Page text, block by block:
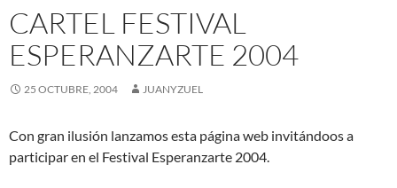
CARTEL FESTIVAL
ESPERANZARTE 2004
25 OCTUBRE, 2004 JUANYZUEL
Con gran ilusión lanzamos esta página web invitándoos a
participar en el Festival Esperanzarte 2004.